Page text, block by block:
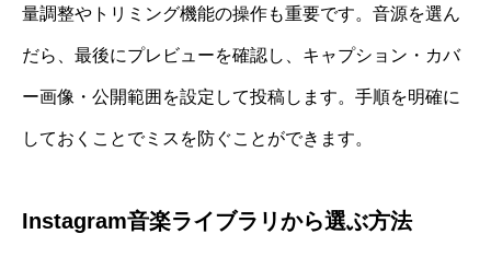
量調整やトリミング機能の操作も重要です。音源を選ん
だら、最後にプレビューを確認し、キャプション・カバ
ー画像・公開範囲を設定して投稿します。手順を明確に
しておくことでミスを防ぐことができます。
Instagram音楽ライブラリから選ぶ方法